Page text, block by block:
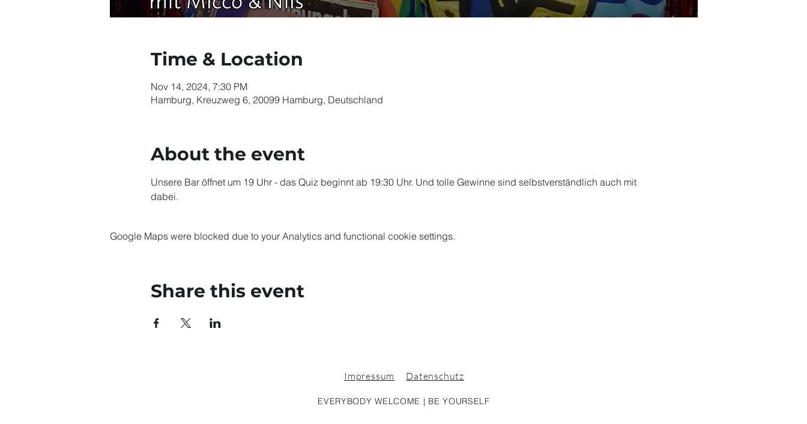
Time & Location
Nov 14, 2024, 7:30 PM
Hamburg, Kreuzweg 6, 20099 Hamburg, Deutschland
About the event
Unsere Bar öffnet um 19 Uhr - das Quiz beginnt ab 19:30 Uhr. Und tolle Gewinne sind selbstverständlich auch mit
dabei.
Google Maps were blocked due to your Analytics and functional cookie settings.
Share this event
Impressum Datenschutz
EVERYBODY WELCOME | BE YOURSELF